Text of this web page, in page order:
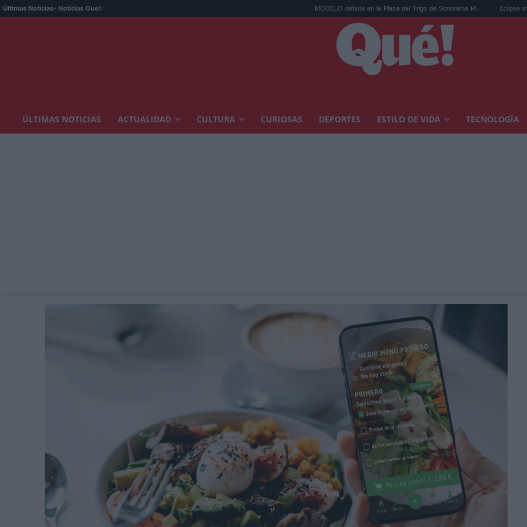
Últimas Noticias- Noticias Que!: MODELO debuta en la Plaza del Trigo de Sonorama Ri... Eclipse solar en
ÚLTIMAS NOTICIAS ACTUALIDAD CULTURA CURIOSAS DEPORTES ESTILO DE VIDA TECNOLOGÍA